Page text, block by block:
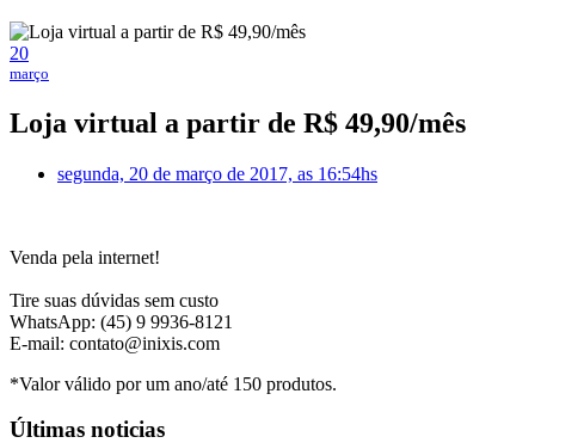
20
março
Loja virtual a partir de R$ 49,90/mês
segunda, 20 de março de 2017, as 16:54hs
Venda pela internet!
Tire suas dúvidas sem custo
WhatsApp: (45) 9 9936-8121
E-mail: contato@inixis.com
*Valor válido por um ano/até 150 produtos.
Últimas noticias